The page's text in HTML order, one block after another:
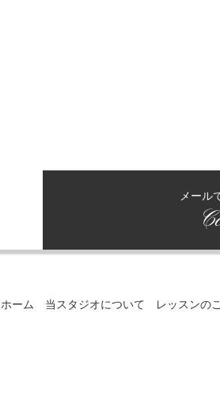
メール
ホーム 当スタジオについて レッスンの